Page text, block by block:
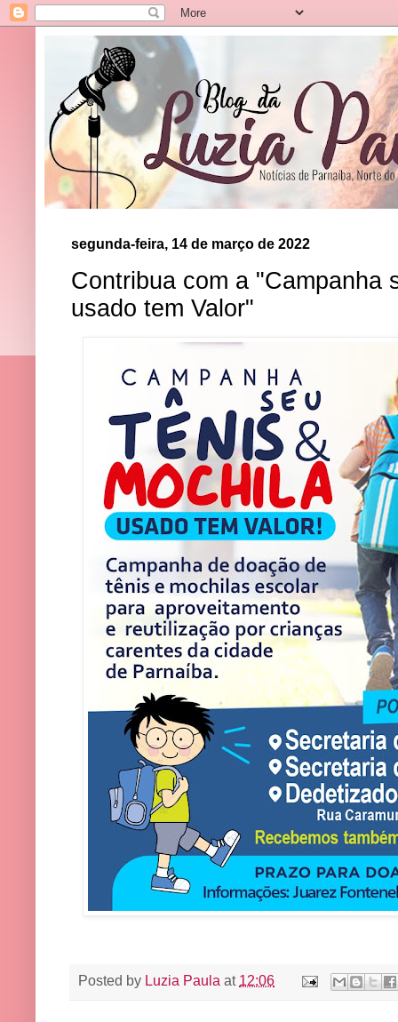
segunda-feira, 14 de março de 2022
Contribua com a "Campanha
usado tem Valor"
Posted by Luzia Paula at 12:06